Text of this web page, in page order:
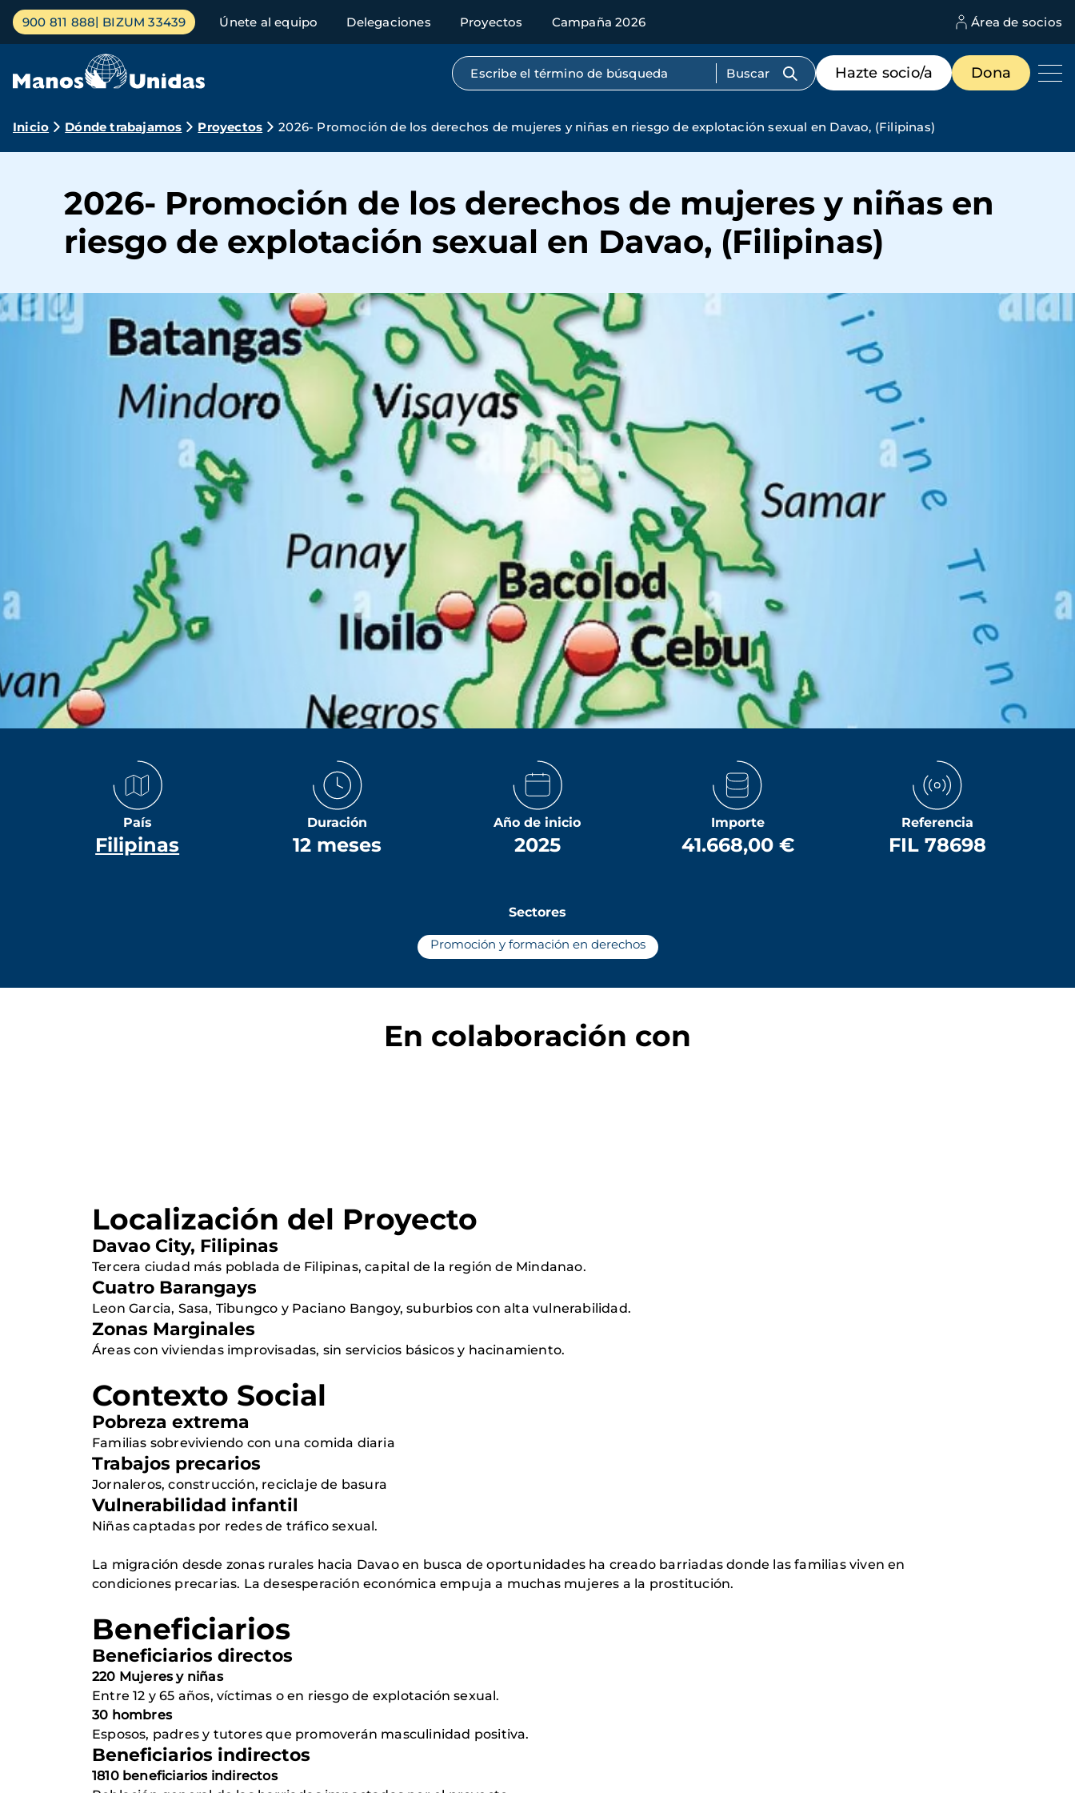
Pasar
contenido
Menú
principal
900 811 888 BIZUM 33439 Únete al equipo Delegaciones Proyectos Campaña 2026 Área de socios
Búsqueda por texto completo
Menú
de
destacados
Hazte socio/a Dona
Ruta
navegación
Inicio Dónde trabajamos Proyectos 2026- Promoción de los derechos de mujeres y niñas en riesgo de explotación sexual en Davao, (Filipinas)
2026- Promoción de los derechos de mujeres y niñas en
riesgo de explotación sexual en Davao, (Filipinas)
País
Filipinas
Duración
12 meses
Año de inicio
2025
Importe
41.668,00 €
Referencia
FIL 78698
Sectores
Promoción y formación en derechos
En colaboración con
Localización del Proyecto
Davao City, Filipinas
Tercera ciudad más poblada de Filipinas, capital de la región de Mindanao.
Cuatro Barangays
Leon Garcia, Sasa, Tibungco y Paciano Bangoy, suburbios con alta vulnerabilidad.
Zonas Marginales
Áreas con viviendas improvisadas, sin servicios básicos y hacinamiento.
Contexto Social
Pobreza extrema
Familias sobreviviendo con una comida diaria
Trabajos precarios
Jornaleros, construcción, reciclaje de basura
Vulnerabilidad infantil
Niñas captadas por redes de tráfico sexual.
La migración desde zonas rurales hacia Davao en busca de oportunidades ha creado barriadas donde las familias viven en
condiciones precarias. La desesperación económica empuja a muchas mujeres a la prostitución.
Beneficiarios
Beneficiarios directos
220 Mujeres y niñas
Entre 12 y 65 años, víctimas o en riesgo de explotación sexual.
30 hombres
Esposos, padres y tutores que promoverán masculinidad positiva.
Beneficiarios indirectos
1810 beneficiarios indirectos